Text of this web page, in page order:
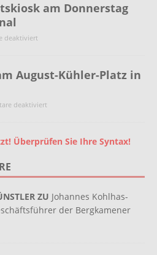
am Donnerstag
deaktiviert
August-Kühler-Platz in
deaktiviert
Überprüfen Sie Ihre Syntax!
ZU Johannes Kohlhas-
der Bergkamener